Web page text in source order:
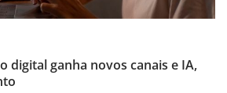
digital ganha novos canais e IA,